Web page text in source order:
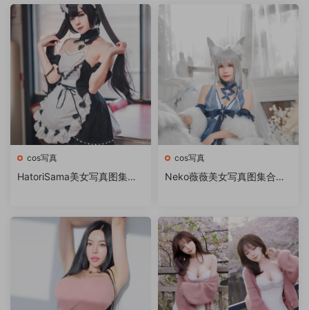
cos写真
HatoriSama美女写真图集下
cos写真
Neko薇薇美女写真图集合集